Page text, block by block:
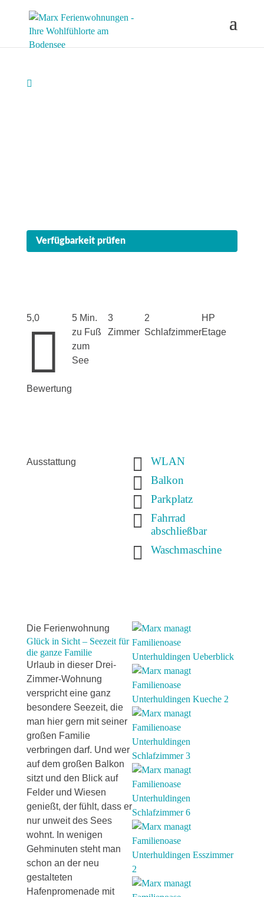

Verfügbarkeit prüfen
5,0

Bewertung
5 Min.
zu Fuß
zum
See
3
Zimmer
2
Schlafzimmer
HP
Etage
Ausstattung  WLAN
 Balkon
 Parkplatz

Fahrrad
abschließbar
 Waschmaschine
Die Ferienwohnung
Glück in Sicht – Seezeit für
die ganze Familie
Urlaub in dieser Drei-
Zimmer-Wohnung
verspricht eine ganz
besondere Seezeit, die
man hier gern mit seiner
großen Familie
verbringen darf. Und wer
auf dem großen Balkon
sitzt und den Blick auf
Felder und Wiesen
genießt, der fühlt, dass er
nur unweit des Sees
wohnt. In wenigen
Gehminuten steht man
schon an der neu
gestalteten
Hafenpromenade mit